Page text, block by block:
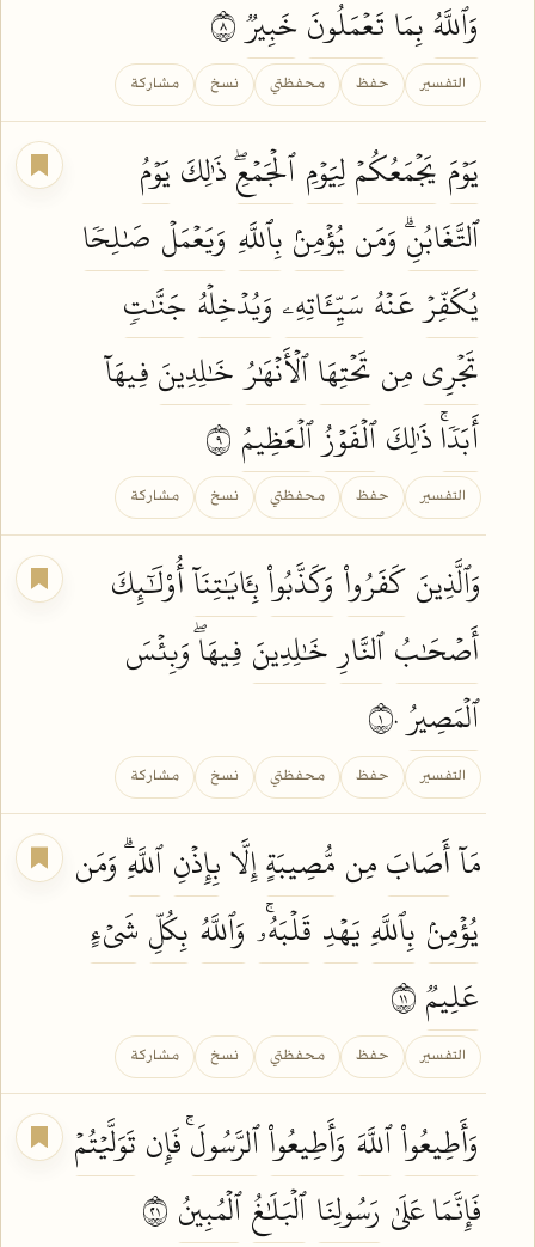
وَٱللَّهُبِمَا تَعۡمَلُونَخَبِيرٞ٨
التفسير حفظ محفظتي نسخ مشاركة
يَوۡمَ يَجۡمَعُكُمۡلِيَوۡمِ ٱلۡجَمۡعِۖذَٰلِكَ يَوۡمُ
ٱلتَّغَابُنِۗوَمَن يُؤۡمِنۢ بِٱللَّهِ وَيَعۡمَلۡ صَٰلِحٗا
يُكَفِّرۡعَنۡهُ سَيِّـَٔاتِهِۦ وَيُدۡخِلۡهُ جَنَّٰتٖ
تَجۡرِيمِن تَحۡتِهَاٱلۡأَنۡهَٰرُخَٰلِدِينَفِيهَآ
أَبَدٗاۚذَٰلِكَٱلۡفَوۡزُٱلۡعَظِيمُ
التفسير حفظ محفظتي نسخ مشاركة
وَٱلَّذِينَكَفَرُواْ وَكَذَّبُواْبِـَٔايَٰتِنَآأُوْلَٰٓئِكَ
أَصۡحَٰبُٱلنَّارِخَٰلِدِينَ فِيهَاۖ وَبِئۡسَ
ٱلۡمَصِيرُ١٠
التفسير حفظ محفظتي نسخ مشاركة
مَآأَصَابَمِن مُّصِيبَةٍإِلَّابِإِذۡنِ ٱللَّهِۗوَمَن
يُؤۡمِنۢ بِٱللَّهِ يَهۡدِ قَلۡبَهُۥۚ وَٱللَّهُ بِكُلِّ شَيۡءٍ
عَلِيمٞ
التفسير حفظ محفظتي نسخ مشاركة
وَأَطِيعُواْٱللَّهَ وَأَطِيعُواْٱلرَّسُولَۚفَإِن تَوَلَّيۡتُمۡ
فَإِنَّمَا عَلَىٰ رَسُولِنَاٱلۡبَلَٰغُٱلۡمُبِينُ